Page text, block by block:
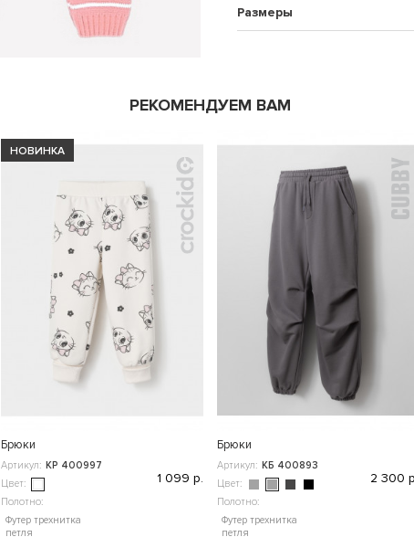
Размеры
РЕКОМЕНДУЕМ ВАМ
НОВИНКА
Брюки
Артикул: КР 400997
Цвет:
Полотно:
Футер трехнитка
петля
1 099 р.
Брюки
Артикул: КБ 400893
Цвет:
Полотно:
Футер трехнитка
петля
2 300